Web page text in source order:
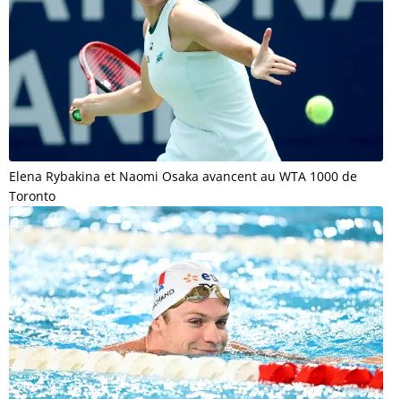
Elena Rybakina et Naomi Osaka avancent au WTA 1000 de
Toronto